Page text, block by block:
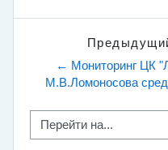
← Мониторинг ЦК
М.В.Ломоносова
Перейти на...